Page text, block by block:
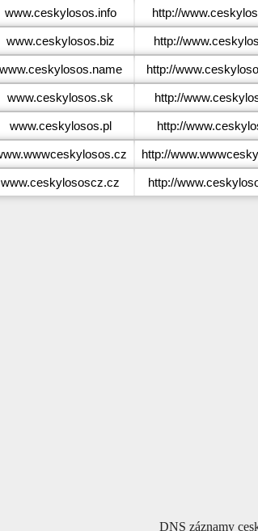
www.ceskylosos.info http://
www.ceskylosos.biz http://
www.ceskylosos.name http://
www.ceskylosos.sk http://
www.ceskylosos.pl http://
http://
www.ceskylososcz.cz http://
DNS záznamy